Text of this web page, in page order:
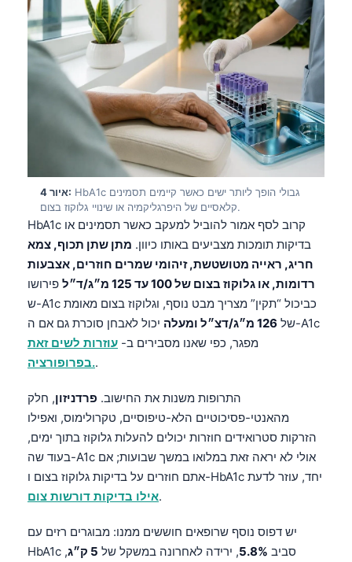
איור 4: HbA1c גבולי הופך ליותר ישים כאשר קיימים תסמינים
קלאסיים של היפרגליקמיה או שינויי גלוקוז בצום.
HbA1c קרוב לסף אמור להוביל למעקב כאשר תסמינים או
בדיקות תומכות מצביעים באותו כיוון. מתן שתן תכוף, צמא
חריג, ראייה מטושטשת, זיהומי שמרים חוזרים, אצבעות
רדומות, או גלוקוז בצום של 100 עד 125 מ״ג/ד״ל
פירושו
ש-A1c כביכול “תקין” מצריך מבט נוסף, וגלוקוז בצום מאומת
של 126 מ״ג/דצ״ל ומעלה
יכול לאבחן סוכרת גם אם ה-A1c
מפגר, כפי שאנו מסבירים ב- עוזרות לשים זאת
בפרופורציה..
התרופות משנות את החישוב. פרדניזון, חלק
מהאנטי-פסיכוטיים הלא-טיפוסיים, טקרולימוס, ואפילו
הזרקות סטרואידים חוזרות יכולים להעלות גלוקוז בתוך ימים,
בעוד שה-A1c אולי לא יראה זאת במלואו במשך שבועות; אם
אתם חוזרים על בדיקות גלוקוז בצום ו-HbA1c יחד, עוזר לדעת
אילו בדיקות דורשות צום.
יש דפוס נוסף שרופאים חוששים ממנו: מבוגרים רזים עם
HbA1c סביב 5.8%, ירידה לאחרונה במשקל של 5 ק״ג
,